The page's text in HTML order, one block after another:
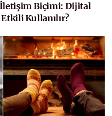
İletişim Biçimi: Dijital
Kullanılır?